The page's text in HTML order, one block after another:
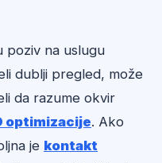
poziv na uslugu
dublji pregled, može
da razume okvir
optimizacije. Ako
je kontakt